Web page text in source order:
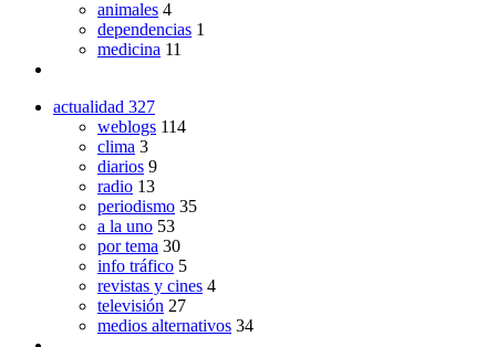
animales 4
dependencias 1
medicina 11
actualidad 327
weblogs 114
clima 3
diarios 9
radio 13
periodismo 35
a la uno 53
por tema 30
info tráfico 5
revistas y cines 4
televisión 27
medios alternativos 34